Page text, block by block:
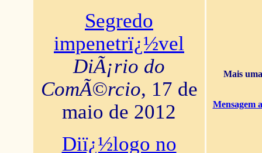
Segredo
impenetrï¿½vel
DiÃ¡rio do
ComÃ©rcio, 17 de
maio de 2012
Diï¿½logo no
Mais
Mensagem